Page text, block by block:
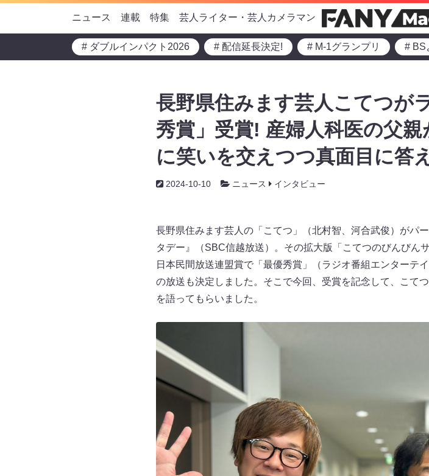
ニュース 連載 特集 芸人ライター・芸人カメラマン
# ダブルインパクト2026 # 配信延長決定! # M-1グランプリ # BS
長野県住みます芸人こてつが
秀賞」受賞! 産婦人科医の父
に笑いを交えつつ真面目に答
2024-10-10 ニュース インタビュー
長野県住みます芸人の「こてつ」（北村智、河合武俊）​​がパ
タデー』（SBC信越放送）。その拡大版「こてつのびんびん
日本民間放送連盟賞で「最優秀賞」（ラジオ番組エンターテ
の放送も決定しました。そこで今回、受賞を記念して、こて
を語ってもらいました。